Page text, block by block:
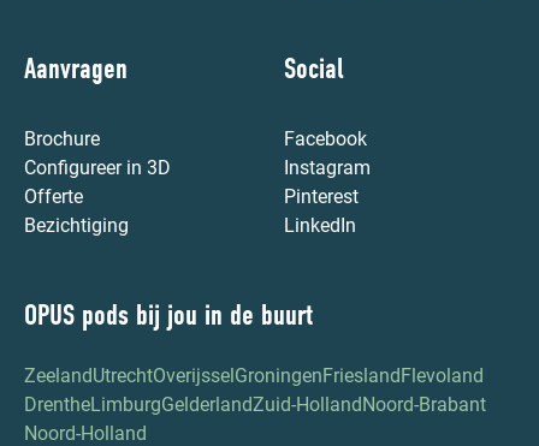
Aanvragen
Brochure
Configureer in 3D
Offerte
Bezichtiging
Social
Facebook
Instagram
Pinterest
LinkedIn
OPUS pods bij jou in de buurt
ZeelandUtrechtOverijsselGroningenFrieslandFlevoland
DrentheLimburgGelderlandZuid-HollandNoord-Brabant
Noord-Holland